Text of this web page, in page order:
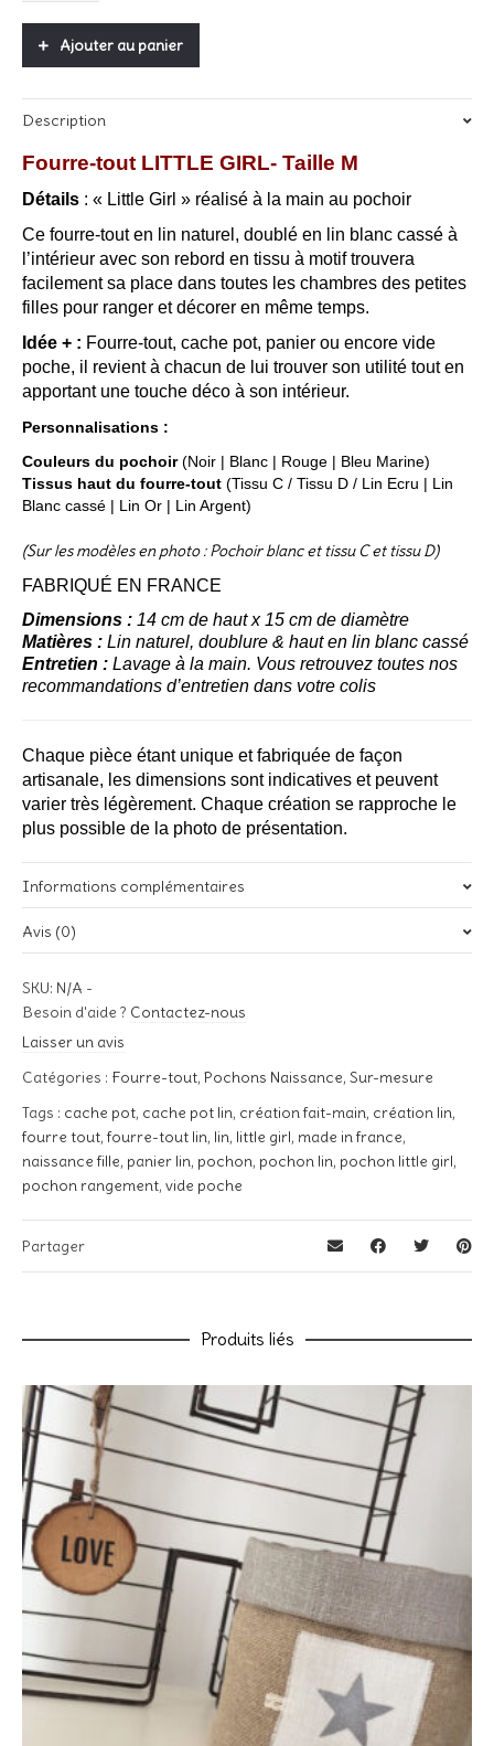
Little
quantity
Ajouter au panier
Description
Fourre-tout LITTLE GIRL- Taille M
Détails : « Little Girl » réalisé à la main au pochoir
Ce fourre-tout en lin naturel, doublé en lin blanc cassé à
l’intérieur avec son rebord en tissu à motif trouvera
facilement sa place dans toutes les chambres des petites
filles pour ranger et décorer en même temps.
Idée + : Fourre-tout, cache pot, panier ou encore vide
poche, il revient à chacun de lui trouver son utilité tout en
apportant une touche déco à son intérieur.
Personnalisations :
Couleurs du pochoir(Noir | Blanc | Rouge | Bleu Marine)
Tissus haut du fourre-tout (Tissu C / Tissu D / Lin Ecru | Lin
Blanc cassé | Lin Or | Lin Argent)
(Sur les modèles en photo : Pochoir blanc et tissu C et tissu D)
FABRIQUÉ EN FRANCE
Dimensions : 14 cm de haut x 15 cm de diamètre
Matières : Lin naturel, doublure & haut en lin blanc cassé
Entretien : Lavage à la main. Vous retrouvez toutes nos
recommandations d’entretien dans votre colis
Chaque pièce étant unique et fabriquée de façon
artisanale, les dimensions sont indicatives et peuvent
varier très légèrement. Chaque création se rapproche le
plus possible de la photo de présentation.
Informations complémentaires
Poids
Couleurs pochoir
Noir, Blanc, Rouge, Bleu Marine
Tissu haut du fourre-tout
Tissu C, Tissu D, Lin Ecru, Lin Blanc cassé, Lin Or, Lin Argent
Avis (0)
Soyez le premier à laisser votre avis sur “Fourre-tout lin / Little
Girl”
Votre adresse e-mail ne sera pas publiée.
Les champs
Votre note *
Votre avis
*
E-mail *
Enregistrer mon nom, mon e-mail et mon site dans le
navigateur pour mon prochain commentaire.
Ce site utilise Akismet pour réduire les indésirables.
En savoir
SKU: N/A -
Besoin d'aide ? Contactez-nous
Laisser un avis
Catégories : Fourre-tout, Pochons Naissance, Sur-mesure
Tags : cache pot, cache pot lin, création fait-main, création lin,
fourre tout, fourre-tout lin, lin, little girl, made in france,
naissance fille, panier lin, pochon, pochon lin, pochon little girl,
pochon rangement, vide poche
Partager
Produits liés